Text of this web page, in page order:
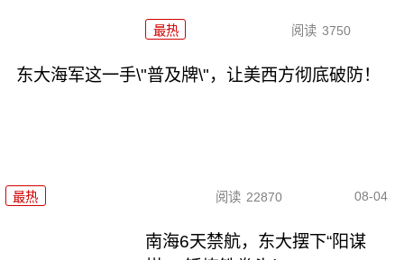
最热 阅读 3750
东大海军这一手\"普及牌\"，让美西方彻底破防！
最热 阅读 22870 08-04
南海6天禁航，东大摆下“阳谋